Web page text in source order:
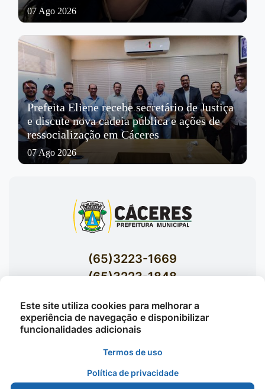
07 Ago 2026
Prefeita Eliene recebe secretário de Justiça
e discute nova cadeia pública e ações de
ressocialização em Cáceres
07 Ago 2026
(65)3223-1669
(65)3223-1848
Av. Brasil nº 119 Bairro Jardim Celeste -
Cáceres
©2026 - Prefeitura Municipal de Cáceres - Todos os
Este site utiliza cookies para melhorar a
experiência de navegação e disponibilizar
funcionalidades adicionais
Termos de uso
Política de privacidade